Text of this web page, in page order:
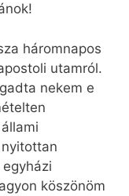
háromnapos
utamról.
nekem e
köszönöm